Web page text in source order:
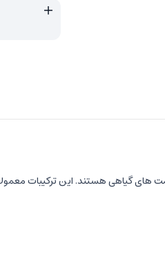
های گیاهی هستند. این ترکیبات